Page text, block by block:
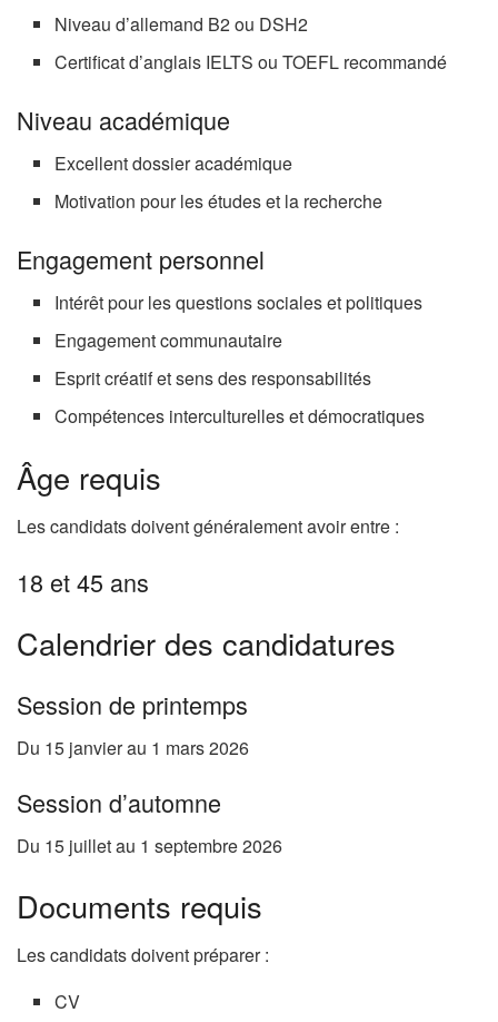
Niveau d’allemand B2 ou DSH2
Certificat d’anglais IELTS ou TOEFL recommandé
Niveau académique
Excellent dossier académique
Motivation pour les études et la recherche
Engagement personnel
Intérêt pour les questions sociales et politiques
Engagement communautaire
Esprit créatif et sens des responsabilités
Compétences interculturelles et démocratiques
Âge requis
Les candidats doivent généralement avoir entre :
18 et 45 ans
Calendrier des candidatures
Session de printemps
Du 15 janvier au 1 mars 2026
Session d’automne
Du 15 juillet au 1 septembre 2026
Documents requis
Les candidats doivent préparer :
CV